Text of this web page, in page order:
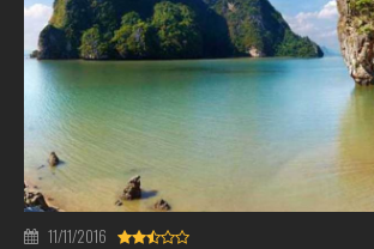
11/11/2016